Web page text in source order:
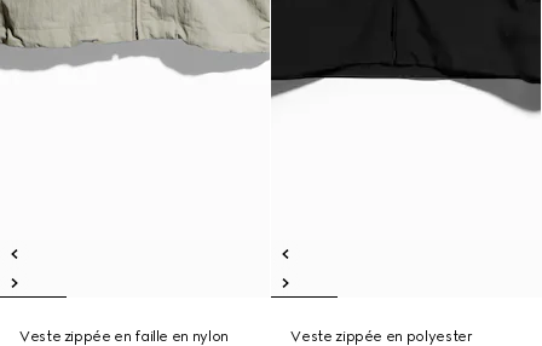
Veste zippée en faille en nylon
Veste zippée en polyester